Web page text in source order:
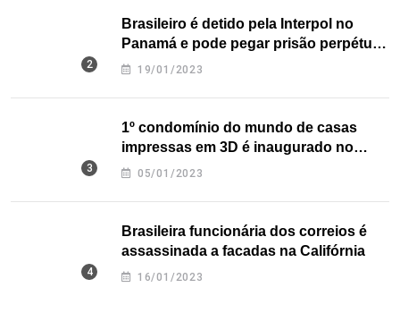
Brasileiro é detido pela Interpol no
Panamá e pode pegar prisão perpétua
nos EUA
19/01/2023
1º condomínio do mundo de casas
impressas em 3D é inaugurado no
Texas
05/01/2023
Brasileira funcionária dos correios é
assassinada a facadas na Califórnia
16/01/2023